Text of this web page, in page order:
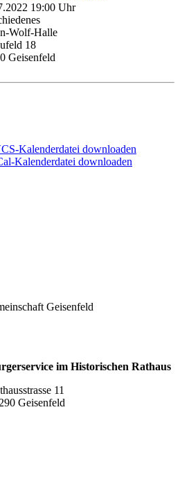
19:00 Uhr
Wolf-Halle
18
Geisenfeld
Kalenderdatei downloaden
Kalenderdatei downloaden
Geisenfeld
im Historischen Rathaus
11
Geisenfeld